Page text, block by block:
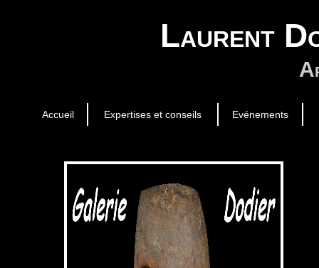
Laurent
Accueil Expertises et conseils Evénements